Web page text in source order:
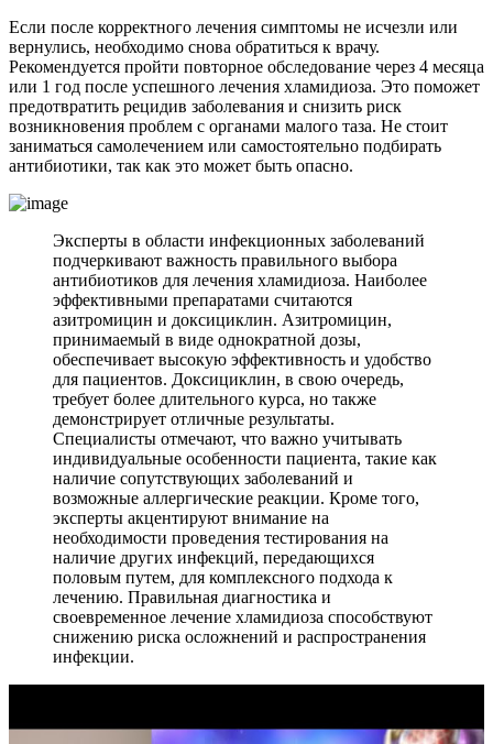
Если после корректного лечения симптомы не исчезли или
вернулись, необходимо снова обратиться к врачу.
Рекомендуется пройти повторное обследование через 4 месяца
или 1 год после успешного лечения хламидиоза. Это поможет
предотвратить рецидив заболевания и снизить риск
возникновения проблем с органами малого таза. Не стоит
заниматься самолечением или самостоятельно подбирать
антибиотики, так как это может быть опасно.
Эксперты в области инфекционных заболеваний
подчеркивают важность правильного выбора
антибиотиков для лечения хламидиоза. Наиболее
эффективными препаратами считаются
азитромицин и доксициклин. Азитромицин,
принимаемый в виде однократной дозы,
обеспечивает высокую эффективность и удобство
для пациентов. Доксициклин, в свою очередь,
требует более длительного курса, но также
демонстрирует отличные результаты.
Специалисты отмечают, что важно учитывать
индивидуальные особенности пациента, такие как
наличие сопутствующих заболеваний и
возможные аллергические реакции. Кроме того,
эксперты акцентируют внимание на
необходимости проведения тестирования на
наличие других инфекций, передающихся
половым путем, для комплексного подхода к
лечению. Правильная диагностика и
своевременное лечение хламидиоза способствуют
снижению риска осложнений и распространения
инфекции.